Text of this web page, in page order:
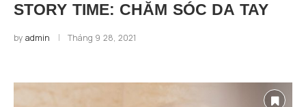
STORY TIME: CHĂM SÓC DA TAY
by admin Tháng 9 28, 2021